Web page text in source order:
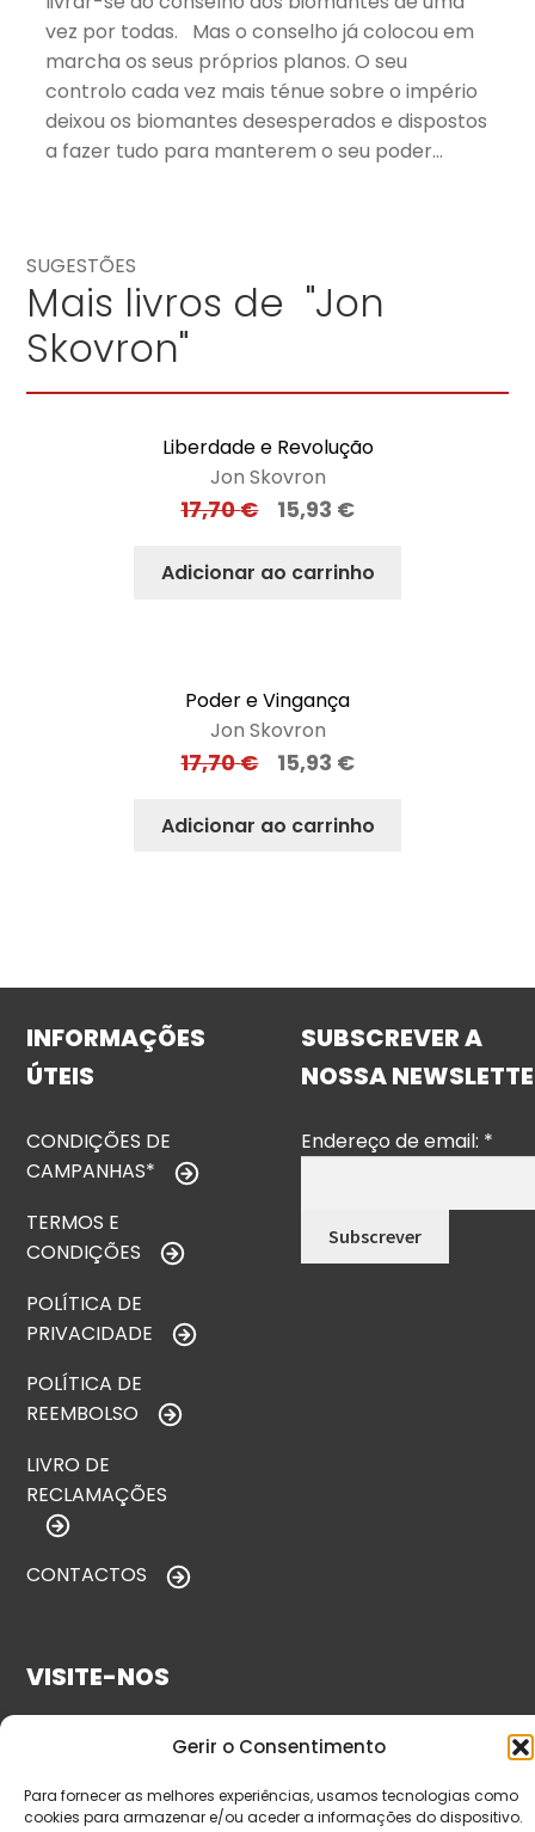
Gerir o Consentimento
Para fornecer as melhores experiências, usamos tecnologias como
cookies para armazenar e/ou aceder a informações do dispositivo.
vez por todas. Mas o conselho já colocou em
marcha os seus próprios planos. O seu
controlo cada vez mais ténue sobre o império
deixou os biomantes desesperados e dispostos
a fazer tudo para manterem o seu poder…
SUGESTÕES
Mais livros de "Jon
Skovron"
Liberdade e Revolução
Jon Skovron
17,70€ 15,93 €
Adicionar ao carrinho
Poder e Vingança
Jon Skovron
17,70€ 15,93 €
Adicionar ao carrinho
INFORMAÇÕES
ÚTEIS
CONDIÇÕES DE
CAMPANHAS*
TERMOS E
CONDIÇÕES
POLÍTICA DE
PRIVACIDADE
POLÍTICA DE
REEMBOLSO
LIVRO DE
RECLAMAÇÕES
CONTACTOS
SUBSCREVER A
NOSSA
Endereço de email: *
VISITE-NOS